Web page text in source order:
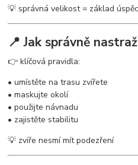
💡 správná velikost = základ
📍 Jak správně
👉 klíčová pravidla:
• umístěte na trasu zvířete
• maskujte okolí
• použijte návnadu
• zajistěte stabilitu
💡 zvíře nesmí mít podezření